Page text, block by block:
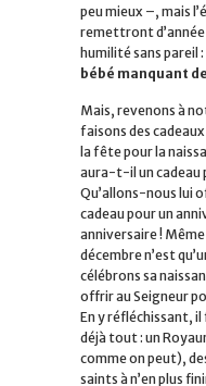
peu mieux –, mais
remettront d’année
humilité sans pareil :
bébé manquant
Mais, revenons à
faisons des
la fête pour la
aura-t-il un cadeau
Qu’allons-nous lui
cadeau pour un
anniversaire ! Même
décembre n’est
célébrons sa
offrir au Seigneur
En y réfléchissant,
déjà tout : un
comme on peut),
saints à n’en plus